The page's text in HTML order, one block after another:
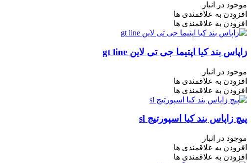
موجود در انبار
افزودن به علاقمندی ها
افزودن به علاقمندی ها
زاپاس بند کیا اپتیما جی تی لاین gt line
موجود در انبار
افزودن به علاقمندی ها
افزودن به علاقمندی ها
پیچ زاپاس بند کیا اسپورتیج sl
موجود در انبار
افزودن به علاقمندی ها
افزودن به علاقمندی ها